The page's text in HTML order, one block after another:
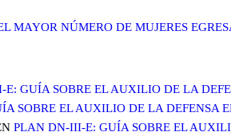
MAYOR NÚMERO DE MUJERES
GUÍA SOBRE EL AUXILIO DE LA
SOBRE EL AUXILIO DE LA DEFENSA
PLAN DN-III-E: GUÍA SOBRE EL